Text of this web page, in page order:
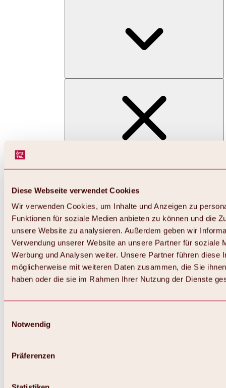
Diese Webseite verwendet Cookies
Wir verwenden Cookies, um Inhalte und Anzeigen zu
Funktionen für soziale Medien anbieten zu können und die
unsere Website zu analysieren. Außerdem geben wir
Verwendung unserer Website an unsere Partner für soziale
Werbung und Analysen weiter. Unsere Partner führen diese
möglicherweise mit weiteren Daten zusammen, die Sie
haben oder die sie im Rahmen Ihrer Nutzung der Dienste
Notwendig
Präferenzen